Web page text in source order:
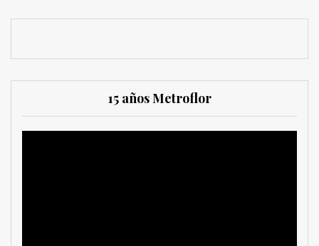
15 años Metroflor